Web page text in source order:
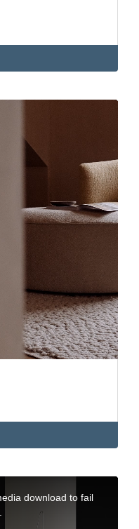
download to fail